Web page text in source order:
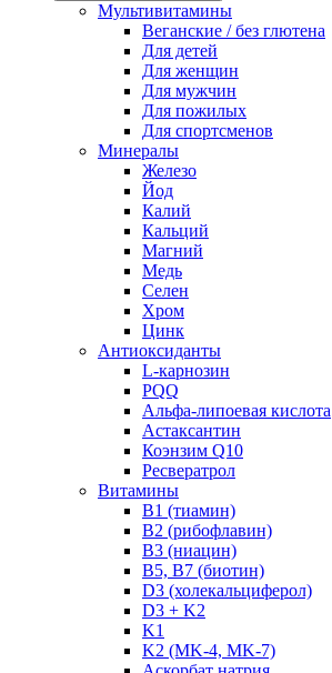
Мультивитамины
Веганские / без глютена
Для детей
Для женщин
Для мужчин
Для пожилых
Для спортсменов
Минералы
Железо
Йод
Калий
Кальций
Магний
Медь
Селен
Хром
Цинк
Антиоксиданты
L-карнозин
PQQ
Альфа-липоевая кислота
Астаксантин
Коэнзим Q10
Ресвератрол
Витамины
B1 (тиамин)
B2 (рибофлавин)
B3 (ниацин)
B5, B7 (биотин)
D3 (холекальциферол)
D3 + K2
K1
K2 (MK-4, MK-7)